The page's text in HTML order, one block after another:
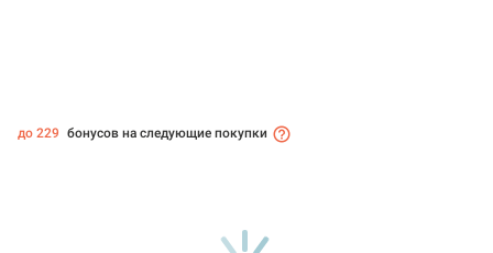
до 229 бонусов на следующие покупки